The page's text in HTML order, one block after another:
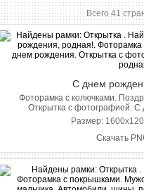
Всего 41
С днем
Фоторамка с колючками.
Открытка с фотографией.
Размер:
Скачать